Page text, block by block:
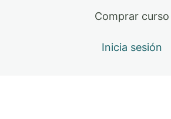
Comprar curso
Inicia sesión